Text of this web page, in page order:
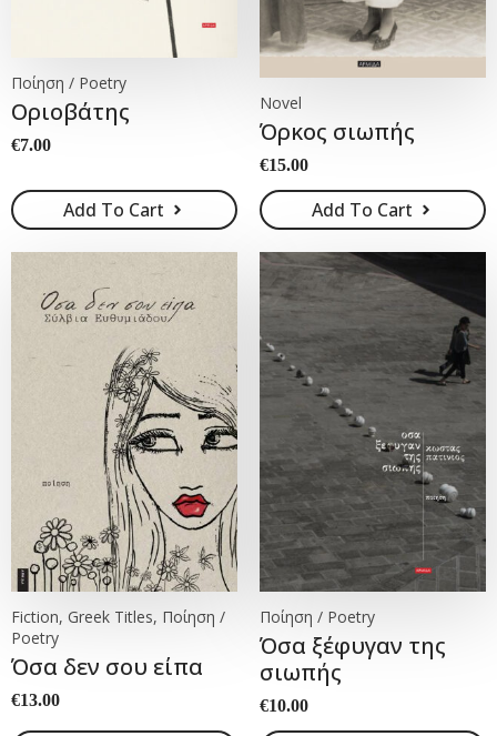
Ποίηση / Poetry
Οριοβάτης
€7.00
Add To Cart
Novel
Όρκος σιωπής
€15.00
Add To Cart
Fiction, Greek Titles, Ποίηση /
Poetry
Όσα δεν σου είπα
€13.00
Ποίηση / Poetry
Όσα ξέφυγαν της
σιωπής
€10.00